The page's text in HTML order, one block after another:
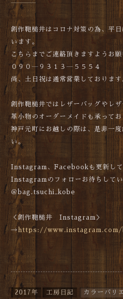
創作鞄槌井はコロナ対策の為、平
います。
こちらまでご連絡頂きますようお願
０９０―９３１３―５５５４
尚、土日祝は通常営業しております
創作鞄槌井ではレザーバッグやレザ
革小物のオーダーメイドも承ってお
神戸元町にお越しの際は、是非一
い。
Instagram、Facebookも更新して
Instagramのフォローお待ちしてい
＠bag.tsuchi_kobe
＜創作鞄槌井 Instagram＞
→ https://
2017年 工房日記 カラーバリ